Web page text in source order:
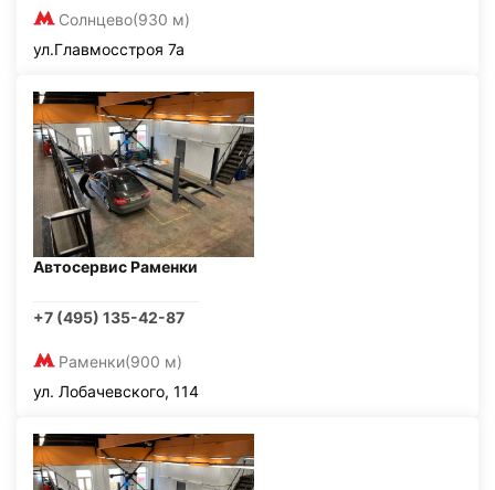
Солнцево(930 м)
ул.Главмосстроя 7а
Автосервис Раменки
+7 (495) 135-42-87
Раменки(900 м)
ул. Лобачевского, 114